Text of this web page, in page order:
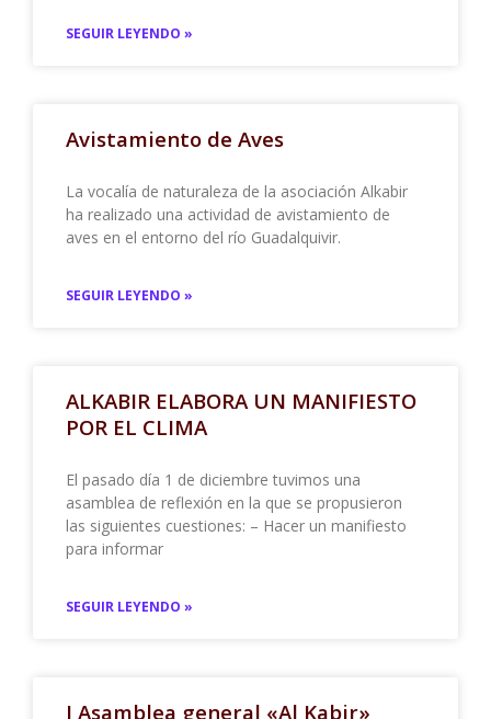
SEGUIR LEYENDO »
Avistamiento de Aves
La vocalía de naturaleza de la asociación Alkabir
ha realizado una actividad de avistamiento de
aves en el entorno del río Guadalquivir.
SEGUIR LEYENDO »
ALKABIR ELABORA UN MANIFIESTO
POR EL CLIMA
El pasado día 1 de diciembre tuvimos una
asamblea de reflexión en la que se propusieron
las siguientes cuestiones: – Hacer un manifiesto
para informar
SEGUIR LEYENDO »
I Asamblea general «Al Kabir»